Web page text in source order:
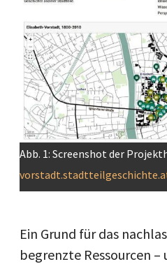
Abb. 1: Screenshot der
Ein Grund für das
begrenzte Ressourcen